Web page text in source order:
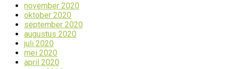
november 2020
oktober 2020
september 2020
augustus 2020
juli 2020
mei 2020
april 2020